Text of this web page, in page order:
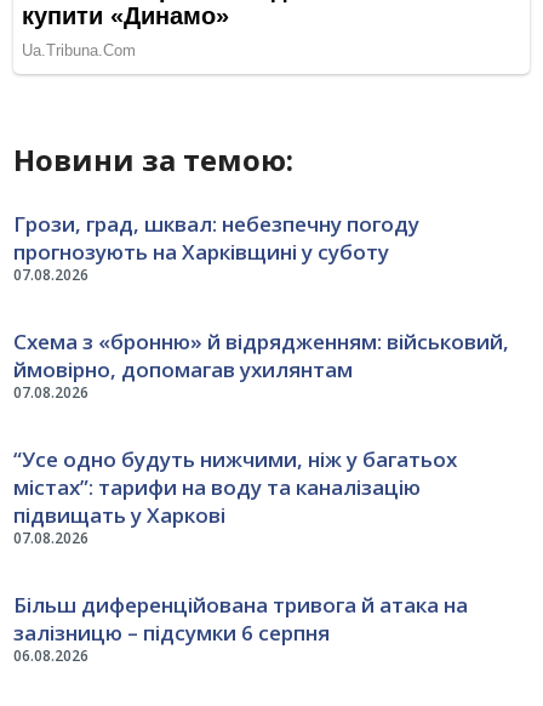
Новини за темою:
07.08.2026
Грози, град, шквал: небезпечну погоду
прогнозують на Харківщині у суботу
07.08.2026
Схема з «бронню» й відрядженням: військовий,
ймовірно, допомагав ухилянтам
07.08.2026
“Усе одно будуть нижчими, ніж у багатьох
містах”: тарифи на воду та каналізацію
підвищать у Харкові
06.08.2026
Більш диференційована тривога й атака на
залізницю – підсумки 6 серпня